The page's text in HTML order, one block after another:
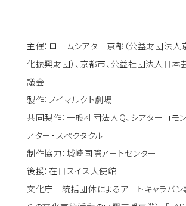
主催：ロームシアター京都（公益財団法
化振興財団）、京都市、公益社団法人日
議会
製作：ノイマルクト劇場
共同製作：一般社団法人Q、シアターコモン
アター・スペクタクル
制作協力：城崎国際アートセンター
後援：在日スイス大使館
文化庁 統括団体によるアートキャラバン